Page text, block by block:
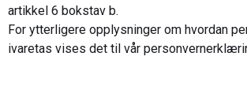
artikkel 6 bokstav b.
For ytterligere opplysninger om hvordan
ivaretas vises det til vår